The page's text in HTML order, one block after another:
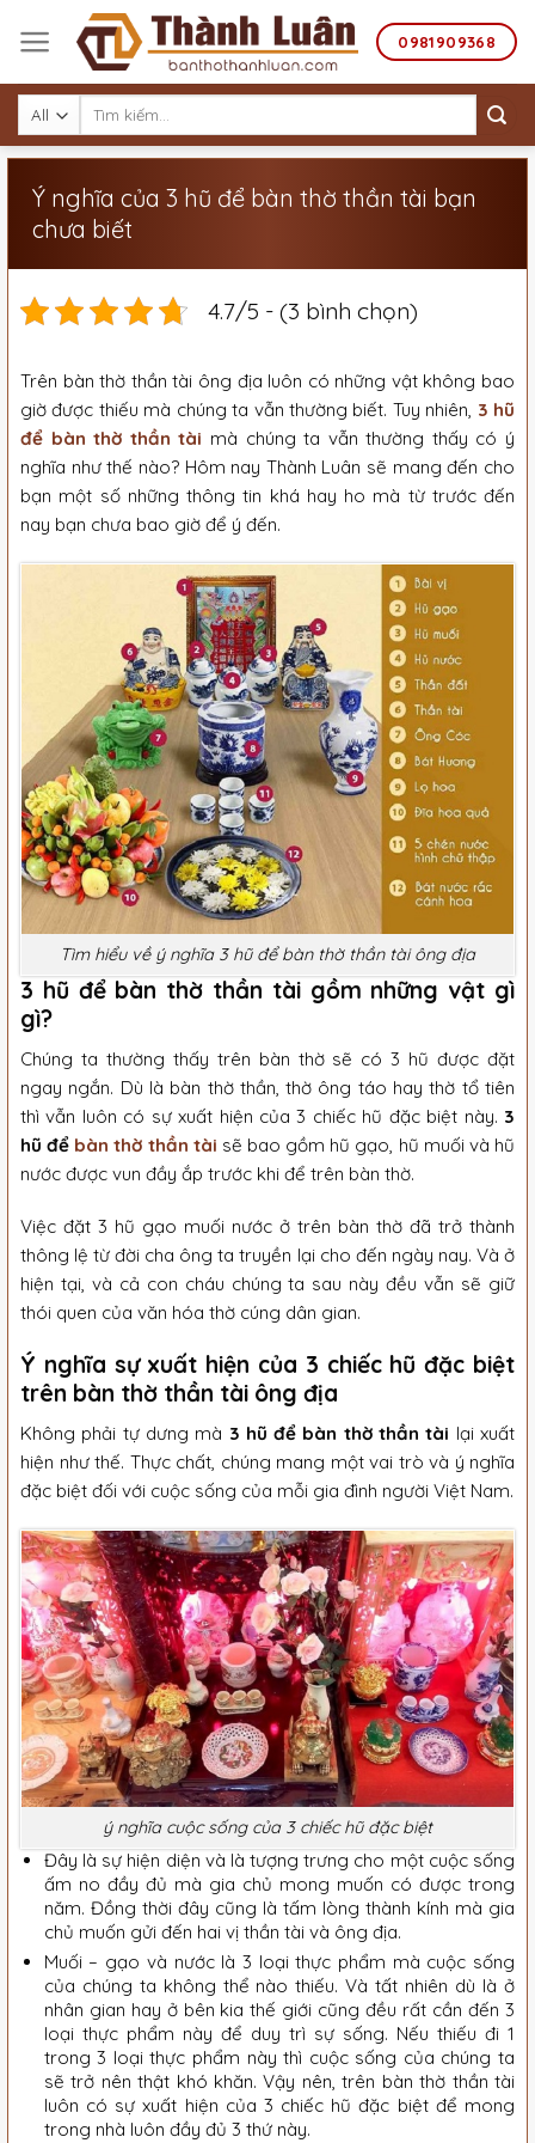
0981909368
Ý nghĩa của 3 hũ để bàn thờ thần tài bạn
chưa biết
4.7/5 - (3 bình chọn)
Trên bàn thờ thần tài ông địa luôn có những vật không bao
giờ được thiếu mà chúng ta vẫn thường biết. Tuy nhiên, 3 hũ
để bàn thờ thần tài mà chúng ta vẫn thường thấy có ý
nghĩa như thế nào? Hôm nay Thành Luân sẽ mang đến cho
bạn một số những thông tin khá hay ho mà từ trước đến
nay bạn chưa bao giờ để ý đến.
Tìm hiểu về ý nghĩa 3 hũ để bàn thờ thần tài ông địa
3 hũ để bàn thờ thần tài gồm những vật gì
gì?
Chúng ta thường thấy trên bàn thờ sẽ có 3 hũ được đặt
ngay ngắn. Dù là bàn thờ thần, thờ ông táo hay thờ tổ tiên
thì vẫn luôn có sự xuất hiện của 3 chiếc hũ đặc biệt này. 3
hũ để bàn thờ thần tài sẽ bao gồm hũ gạo, hũ muối và hũ
nước được vun đầy ắp trước khi để trên bàn thờ.
Việc đặt 3 hũ gạo muối nước ở trên bàn thờ đã trở thành
thông lệ từ đời cha ông ta truyền lại cho đến ngày nay. Và ở
hiện tại, và cả con cháu chúng ta sau này đều vẫn sẽ giữ
thói quen của văn hóa thờ cúng dân gian.
Ý nghĩa sự xuất hiện của 3 chiếc hũ đặc biệt
trên bàn thờ thần tài ông địa
Không phải tự dưng mà 3 hũ để bàn thờ thần tài lại xuất
hiện như thế. Thực chất, chúng mang một vai trò và ý nghĩa
đặc biệt đối với cuộc sống của mỗi gia đình người Việt Nam.
ý nghĩa cuộc sống của 3 chiếc hũ đặc biệt
Đây là sự hiện diện và là tượng trưng cho một cuộc sống
ấm no đầy đủ mà gia chủ mong muốn có được trong
năm. Đồng thời đây cũng là tấm lòng thành kính mà gia
chủ muốn gửi đến hai vị thần tài và ông địa.
Muối – gạo và nước là 3 loại thực phẩm mà cuộc sống
của chúng ta không thể nào thiếu. Và tất nhiên dù là ở
nhân gian hay ở bên kia thế giới cũng đều rất cần đến 3
loại thực phẩm này để duy trì sự sống. Nếu thiếu đi 1
trong 3 loại thực phẩm này thì cuộc sống của chúng ta
sẽ trở nên thật khó khăn. Vậy nên, trên bàn thờ thần tài
luôn có sự xuất hiện của 3 chiếc hũ đặc biệt để mong
trong nhà luôn đầy đủ 3 thứ này.